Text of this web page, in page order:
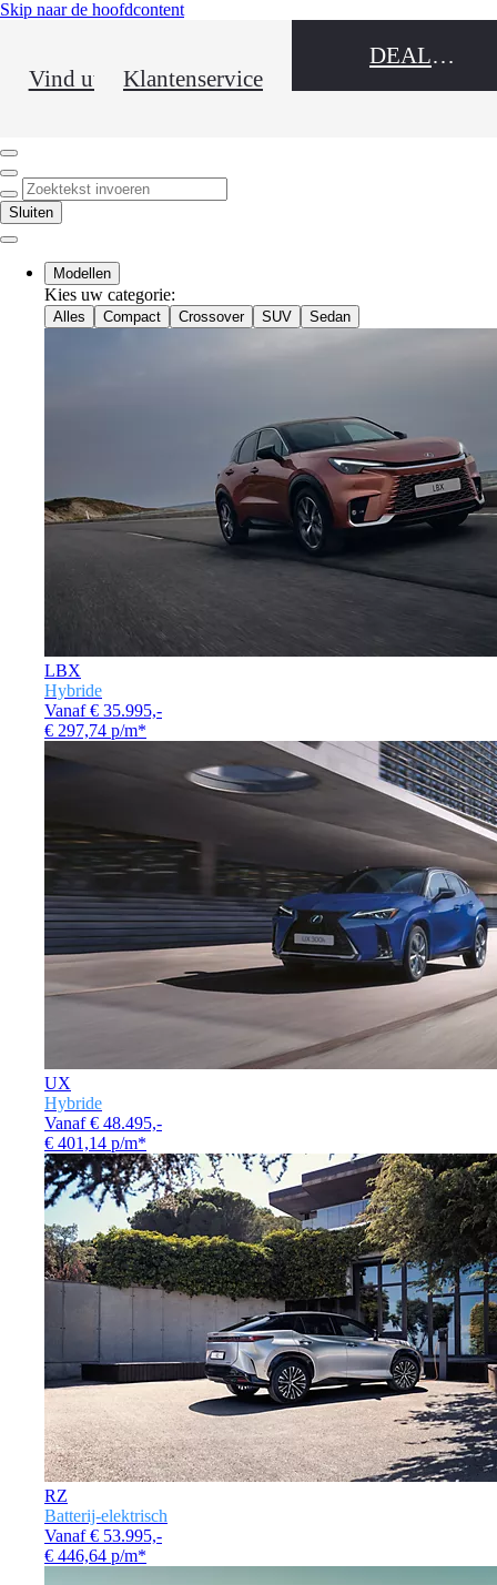
Skip naar de hoofdcontent(Klik enter)
Vind uw dealerKlantenservice
DEALER NAME
Click to return to previous menu
Click to search
Sluiten
Sluit menu
Modellen
Kies uw categorie:
Alles Compact Crossover SUV Sedan
LBX
Hybride
Vanaf € 35.995,-
€ 297,74 p/m*
UX
Hybride
Vanaf € 48.495,-
€ 401,14 p/m*
RZ
Batterij-elektrisch
Vanaf € 53.995,-
€ 446,64 p/m*